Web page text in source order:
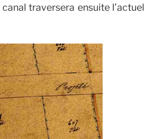
traversera ensuite l’actuel